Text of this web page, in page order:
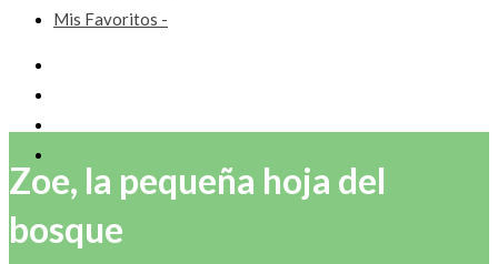
Mis Favoritos -
Zoe, la pequeña hoja del
bosque